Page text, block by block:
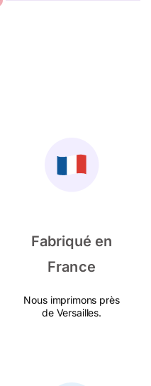
Fabriqué en
France
Nous imprimons près
de Versailles.